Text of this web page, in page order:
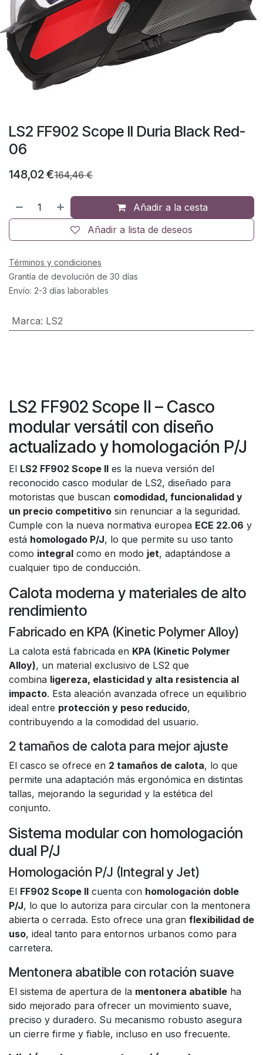
LS2 FF902 Scope II Duria Black Red-
06
148,02€164,46€
Añadir a la cesta
Añadir a lista de deseos
Términos y condiciones
Grantía de devolución de 30 días
Envío: 2-3 días laborables
Marca: LS2
LS2 FF902 Scope II – Casco
modular versátil con diseño
actualizado y homologación P/J
El LS2 FF902 Scope II es la nueva versión del
reconocido casco modular de LS2, diseñado para
motoristas que buscan comodidad, funcionalidad y
un precio competitivo sin renunciar a la seguridad.
Cumple con la nueva normativa europea ECE 22.06 y
está homologado P/J, lo que permite su uso tanto
como integral como en modo jet, adaptándose a
cualquier tipo de conducción.
Calota moderna y materiales de alto
rendimiento
Fabricado en KPA (Kinetic Polymer Alloy)
La calota está fabricada en KPA (Kinetic Polymer
Alloy), un material exclusivo de LS2 que
combina ligereza, elasticidad y alta resistencia al
impacto. Esta aleación avanzada ofrece un equilibrio
ideal entre protección y peso reducido,
contribuyendo a la comodidad del usuario.
2 tamaños de calota para mejor ajuste
El casco se ofrece en 2 tamaños de calota, lo que
permite una adaptación más ergonómica en distintas
tallas, mejorando la seguridad y la estética del
conjunto.
Sistema modular con homologación
dual P/J
Homologación P/J (Integral y Jet)
El FF902 Scope II cuenta con homologación doble
P/J, lo que lo autoriza para circular con la mentonera
abierta o cerrada. Esto ofrece una gran flexibilidad de
uso, ideal tanto para entornos urbanos como para
carretera.
Mentonera abatible con rotación suave
El sistema de apertura de la mentonera abatible ha
sido mejorado para ofrecer un movimiento suave,
preciso y duradero. Su mecanismo robusto asegura
un cierre firme y fiable, incluso en uso frecuente.